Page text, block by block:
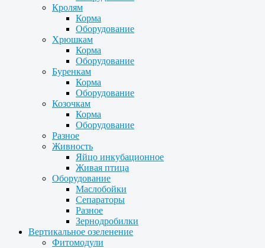
Кролям
Корма
Оборудование
Хрюшкам
Корма
Оборудование
Буренкам
Корма
Оборудование
Козочкам
Корма
Оборудование
Разное
Живность
Яйцо инкубационное
Живая птица
Оборудование
Маслобойки
Сепараторы
Разное
Зернодробилки
Вертикальное озеленение
Фитомодули